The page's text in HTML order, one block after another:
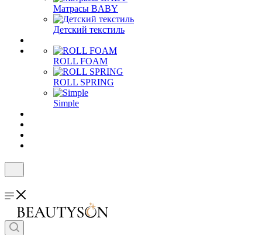
Матрасы BABY
Детский текстиль
ROLL FOAM
ROLL SPRING
Simple